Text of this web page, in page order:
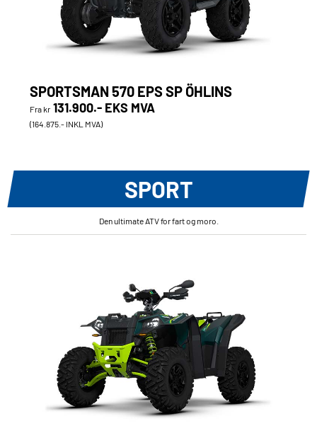
SPORTSMAN 570 EPS SP ÖHLINS
Fra kr 131.900.- EKS MVA
(164.875.- INKL MVA)
SPORT
Den ultimate ATV for fart og moro.